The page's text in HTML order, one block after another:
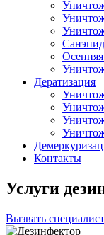
Осенняя
Дератизация
Контакты
Услуги
Вызвать